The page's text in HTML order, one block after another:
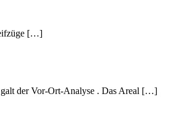
[…]
galt der Vor-Ort-Analyse . Das Areal […]